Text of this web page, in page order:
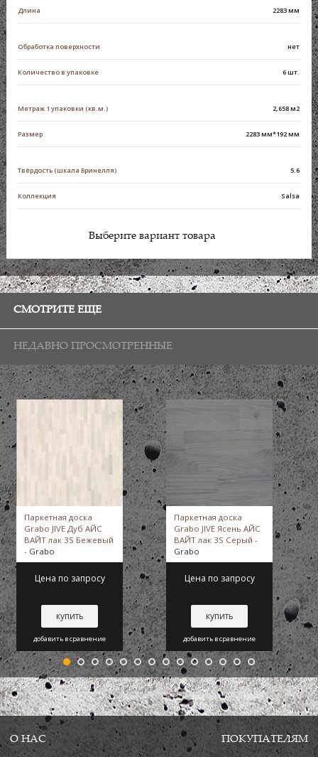
Длина 2283 мм
Обработка поверхности нет
Количество в упаковке 6 шт.
Метраж 1 упаковки (кв.м.) 2,658 м2
Размер 2283 мм*192 мм
Твёрдость (шкала Бринелля) 5.6
Коллекция Salsa
Выберите вариант товара
СМОТРИТЕ ЕЩЕ
НЕДАВНО ПРОСМОТРЕННЫЕ
Паркетная доска
Grabo JIVE Дуб АЙС
ВАЙТ лак 3S Бежевый
- Grabo
Цена по запросу
купить
добавить в сравнение
Паркетная доска
Grabo JIVE Ясень АЙС
ВАЙТ лак 3S Серый -
Grabo
Цена по запросу
купить
добавить в сравнение
О НАС ПОКУПАТЕЛЯМ